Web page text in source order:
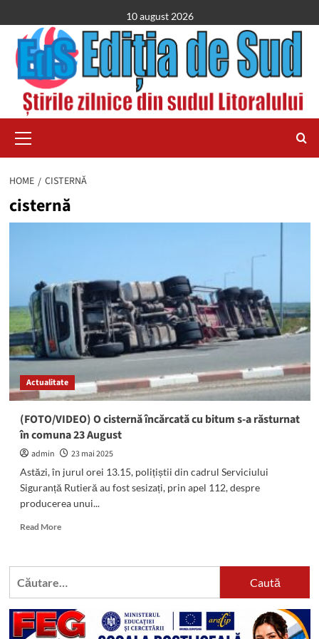
to
content
10 august 2026
Menu
HOME CISTERNĂ
cisternă
Actualitate
(FOTO/VIDEO) O cisternă încărcată cu bitum s-a răsturnat
în comuna 23 August
admin
23 mai 2025
Astăzi, în jurul orei 13.15, polițiștii din cadrul Serviciului
Siguranță Rutieră au fost sesizați, prin apel 112, despre
producerea unui...
Read MoreRead
(FOTO/VIDEO)
cu
bitum
Caută